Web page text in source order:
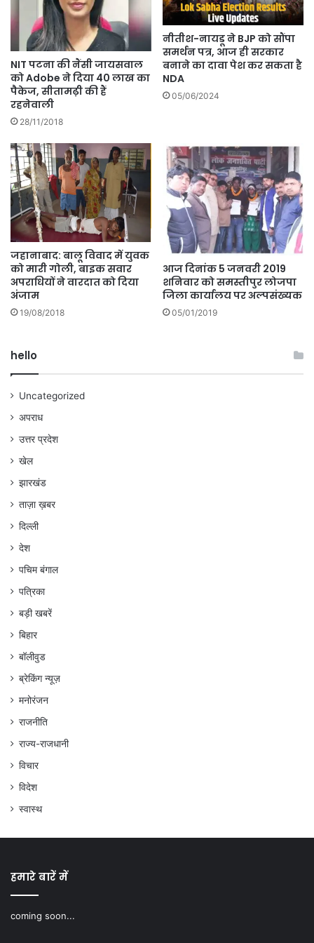
NIT पटना की नैंसी जायसवाल
को Adobe ने दिया 40 लाख का
पैकेज, सीतामढ़ी की हैं
रहनेवाली
28/11/2018
नीतीश-नायडू ने BJP को सौंपा
समर्थन पत्र, आज ही सरकार
बनाने का दावा पेश कर सकता है
NDA
05/06/2024
जहानाबाद: बालू विवाद में युवक
को मारी गोली, बाइक सवार
अपराधियों ने वारदात को दिया
अंजाम
19/08/2018
आज दिनांक 5 जनवरी 2019
शनिवार को समस्तीपुर लोजपा
जिला कार्यालय पर अल्पसंख्यक
05/01/2019
hello
Uncategorized
अपराध
उत्तर प्रदेश
खेल
झारखंड
ताज़ा ख़बर
दिल्ली
देश
पचिम बंगाल
पत्रिका
बड़ी खबरें
बिहार
बॉलीवुड
ब्रेकिंग न्यूज़
मनोरंजन
राजनीति
राज्य-राजधानी
विचार
विदेश
स्वास्थ
हमारे बारें में
coming soon...